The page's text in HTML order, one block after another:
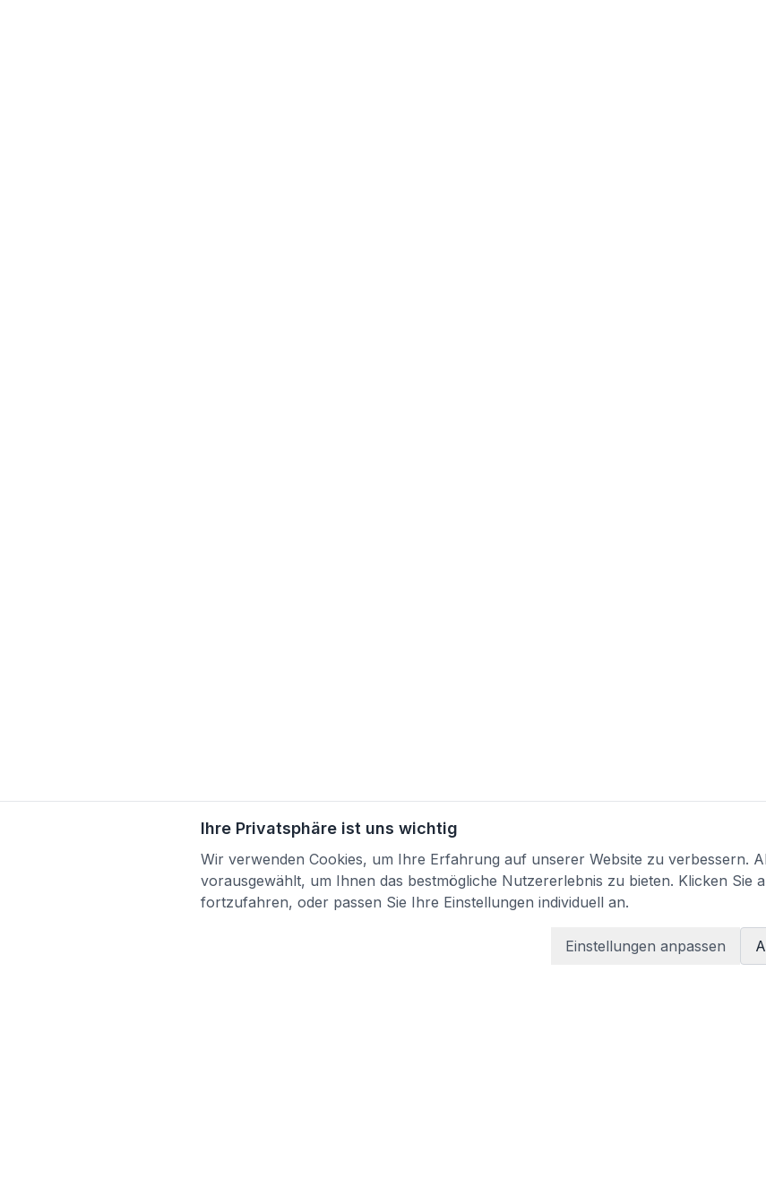
Ihre Privatsphäre ist uns wichtig
Wir verwenden Cookies, um Ihre Erfahrung auf unserer Website zu verbessern.
vorausgewählt, um Ihnen das bestmögliche Nutzererlebnis zu bieten. Klicken Sie
fortzufahren, oder passen Sie Ihre Einstellungen individuell an.
Einstellungen anpassen